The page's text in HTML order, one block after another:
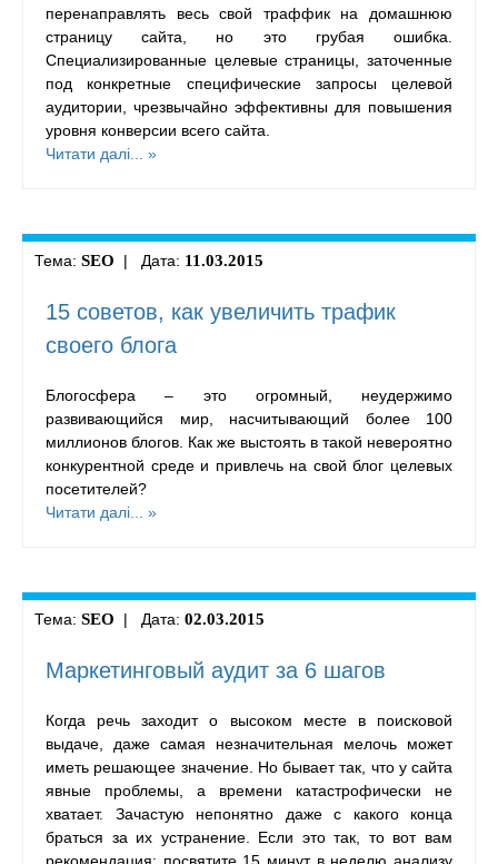
перенаправлять весь свой траффик на домашнюю
страницу сайта, но это грубая ошибка.
Специализированные целевые страницы, заточенные
под конкретные специфические запросы целевой
аудитории, чрезвычайно эффективны для повышения
уровня конверсии всего сайта.
Читати далі... »
Тема: SEO | Дата: 11.03.2015
15 советов, как увеличить трафик
своего блога
Блогосфера – это огромный, неудержимо
развивающийся мир, насчитывающий более 100
миллионов блогов. Как же выстоять в такой невероятно
конкурентной среде и привлечь на свой блог целевых
посетителей?
Читати далі... »
Тема: SEO | Дата: 02.03.2015
Маркетинговый аудит за 6 шагов
Когда речь заходит о высоком месте в поисковой
выдаче, даже самая незначительная мелочь может
иметь решающее значение. Но бывает так, что у сайта
явные проблемы, а времени катастрофически не
хватает. Зачастую непонятно даже с какого конца
браться за их устранение. Если это так, то вот вам